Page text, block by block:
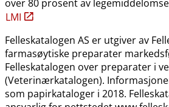
over 80 prosent av
LMI
Felleskatalogen AS er utgiver av
farmasøytiske preparater
Felleskatalogen over preparater i
(Veterinærkatalogen).
som papirkataloger i 2018.